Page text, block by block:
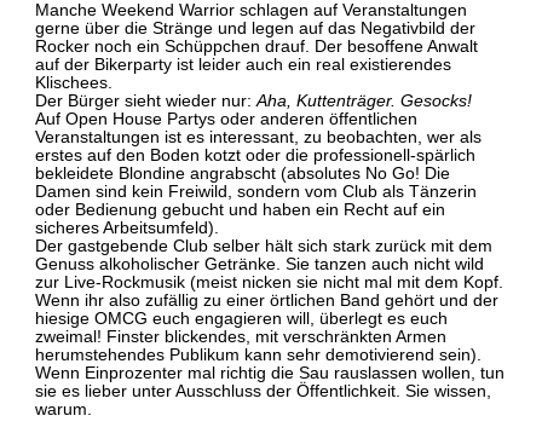
Manche Weekend Warrior schlagen auf Veranstaltungen
gerne über die Stränge und legen auf das Negativbild der
Rocker noch ein Schüppchen drauf. Der besoffene Anwalt
auf der Bikerparty ist leider auch ein real existierendes
Klischees.
Der Bürger sieht wieder nur:Aha, Kuttenträger. Gesocks!
Auf Open House Partys oder anderen öffentlichen
Veranstaltungen ist es interessant, zu beobachten, wer als
erstes auf den Boden kotzt oder die professionell-spärlich
bekleidete Blondine angrabscht (absolutes No Go! Die
Damen sind kein Freiwild, sondern vom Club als Tänzerin
oder Bedienung gebucht und haben ein Recht auf ein
sicheres Arbeitsumfeld).
Der gastgebende Club selber hält sich stark zurück mit dem
Genuss alkoholischer Getränke. Sie tanzen auch nicht wild
zur Live-Rockmusik (meist nicken sie nicht mal mit dem Kopf.
Wenn ihr also zufällig zu einer örtlichen Band gehört und der
hiesige OMCG euch engagieren will, überlegt es euch
zweimal! Finster blickendes, mit verschränkten Armen
herumstehendes Publikum kann sehr demotivierend sein).
Wenn Einprozenter mal richtig die Sau rauslassen wollen, tun
sie es lieber unter Ausschluss der Öffentlichkeit. Sie wissen,
warum.